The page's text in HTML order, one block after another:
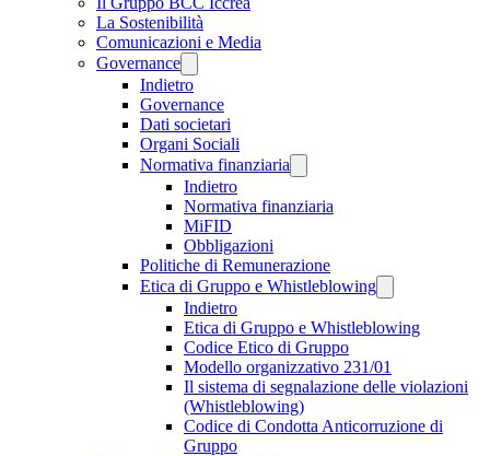
La Sostenibilità
Comunicazioni e Media
Governance
Indietro
Governance
Dati societari
Organi Sociali
Normativa finanziaria
Indietro
Normativa finanziaria
MiFID
Obbligazioni
Politiche di Remunerazione
Etica di Gruppo e Whistleblowing
Indietro
Etica di Gruppo e Whistleblowing
Codice Etico di Gruppo
Modello organizzativo 231/01
Il sistema di segnalazione delle violazioni
(Whistleblowing)
Codice di Condotta Anticorruzione di
Gruppo